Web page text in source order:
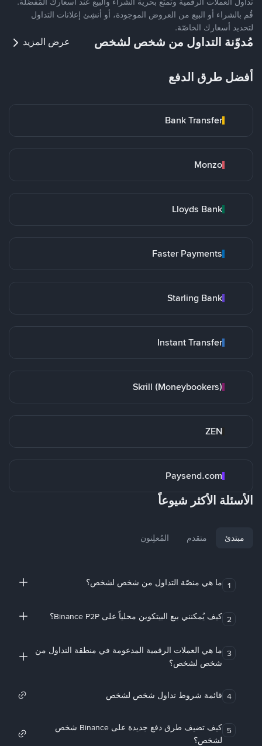
قُم بالشراء أو البيع من العروض الموجودة، أو أنشِئ إعلانات التداول
لتحديد أسعارك الخاصّة.
مُدوّنة التداول من شخص لشخص عرض المزيد
أفضل طرق الدفع
Bank Transfer
Monzo
Lloyds Bank
Faster Payments
Starling Bank
Instant Transfer
Skrill (Moneybookers)
ZEN
Paysend.com
الأسئلة الأكثر شيوعاً
مبتدئ متقدم المُعلِنون
1 ما هي منصّة التداول من شخص لشخص؟
2 كيف يُمكنني بيع البيتكوين محلياً على Binance P2P؟
3 ما هي العملات الرقمية المدعومة في منطقة التداول من
شخص لشخص؟
4 قائمة شروط تداول شخص لشخص
5
كيف تضيف طرق دفع جديدة على Binance شخص
لشخص؟